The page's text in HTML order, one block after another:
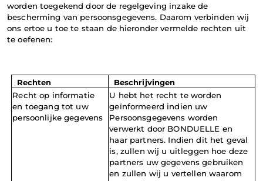
worden toegekend door de regelgeving inzake de
bescherming van persoonsgegevens. Daarom verbinden wij
ons ertoe u toe te staan de hieronder vermelde rechten uit
te oefenen:
Rechten
Beschrijvingen
Recht op informatie
en toegang tot uw
persoonlijke gegevens
U hebt het recht te worden
geïnformeerd indien uw
Persoonsgegevens worden
verwerkt door BONDUELLE en
haar partners. Indien dit het geval
is, zullen wij u uitleggen hoe deze
partners uw gegevens gebruiken
en zullen wij u vertellen waarom